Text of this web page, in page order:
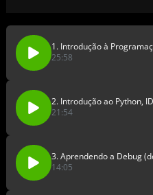
1. Introdução à
25:58
2. Introdução ao Python,
21:54
3. Aprendendo a Debug
14:05